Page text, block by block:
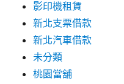
影印機租賃
新北支票借款
新北汽車借款
未分類
桃園當舖